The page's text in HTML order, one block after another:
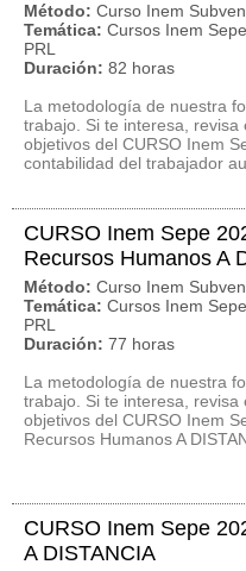
Método: Curso Inem
Temática: Cursos Inem
PRL
Duración: 82 horas
La metodología de nuestra
trabajo. Si te interesa,
objetivos del CURSO Inem
contabilidad del trabajador
CURSO Inem Sepe
Recursos Humanos A
Método: Curso Inem
Temática: Cursos Inem
PRL
Duración: 77 horas
La metodología de nuestra
trabajo. Si te interesa,
objetivos del CURSO Inem
Recursos Humanos A
CURSO Inem Sepe
A DISTANCIA